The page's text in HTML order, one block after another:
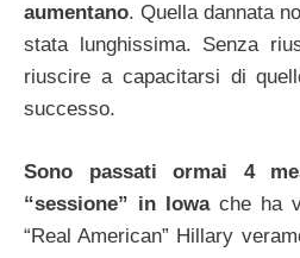
aumentano. Quella dannata
stata lunghissima. Senza
riuscire a capacitarsi di
successo.
Sono passati ormai 4
“sessione” in Iowache ha
“Real American” Hillary